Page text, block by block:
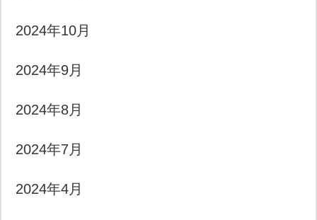
2024年10月
2024年9月
2024年8月
2024年7月
2024年4月